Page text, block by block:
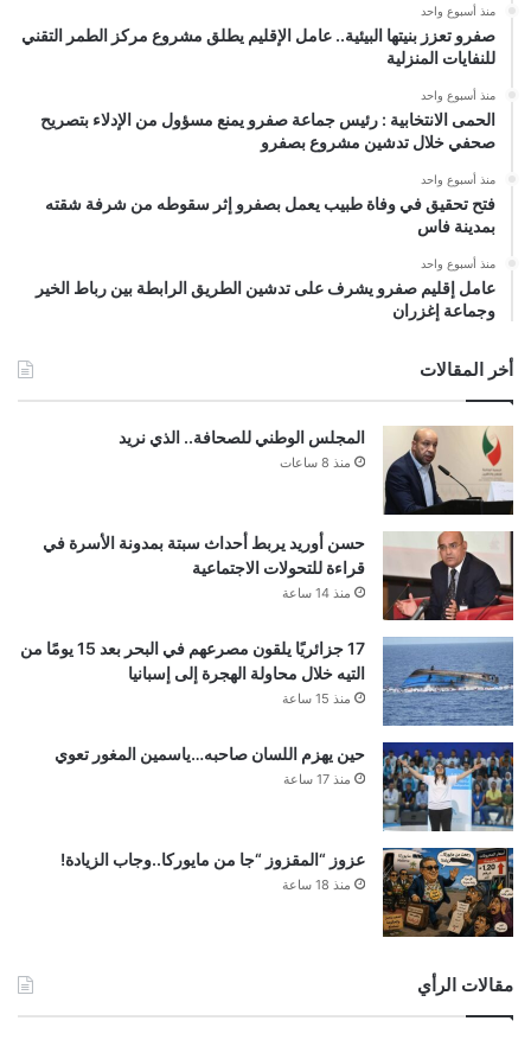
منذ أسبوع واحد
صفرو تعزز بنيتها البيئية.. عامل الإقليم يطلق مشروع مركز الطمر التقني
للنفايات المنزلية
منذ أسبوع واحد
الحمى الانتخابية : رئيس جماعة صفرو يمنع مسؤول من الإدلاء بتصريح
صحفي خلال تدشين مشروع بصفرو
منذ أسبوع واحد
فتح تحقيق في وفاة طبيب يعمل بصفرو إثر سقوطه من شرفة شقته
بمدينة فاس
منذ أسبوع واحد
عامل إقليم صفرو يشرف على تدشين الطريق الرابطة بين رباط الخير
وجماعة إغزران
أخر المقالات
المجلس الوطني للصحافة.. الذي نريد
منذ 8 ساعات
حسن أوريد يربط أحداث سبتة بمدونة الأسرة في
قراءة للتحولات الاجتماعية
منذ 14 ساعة
17 جزائريًا يلقون مصرعهم في البحر بعد 15 يومًا من
التيه خلال محاولة الهجرة إلى إسبانيا
منذ 15 ساعة
حين يهزم اللسان صاحبه…ياسمين المغور تعوي
منذ 17 ساعة
عزوز “المقزوز “جا من مايوركا..وجاب الزيادة!
منذ 18 ساعة
مقالات الرأي